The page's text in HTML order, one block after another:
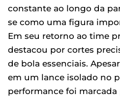
constante ao longo da
se como uma figura
Em seu retorno ao time
destacou por cortes
de bola essenciais.
em um lance isolado no
performance foi marcada